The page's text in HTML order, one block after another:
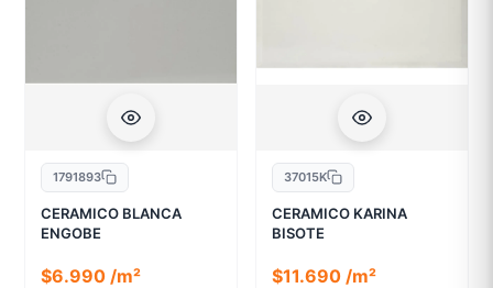
1791893
CERAMICO BLANCA
ENGOBE
$6.990 /m²
37015K
CERAMICO KARINA
BISOTE
$11.690 /m²